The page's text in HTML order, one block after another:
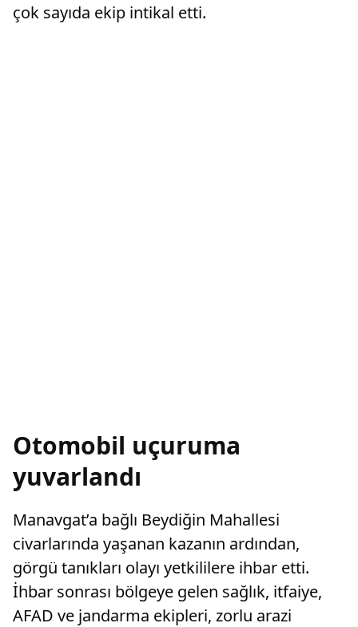
çok sayıda ekip intikal etti.
Otomobil uçuruma
yuvarlandı
Manavgat’a bağlı Beydiğin Mahallesi
civarlarında yaşanan kazanın ardından,
görgü tanıkları olayı yetkililere ihbar etti.
İhbar sonrası bölgeye gelen sağlık, itfaiye,
AFAD ve jandarma ekipleri, zorlu arazi